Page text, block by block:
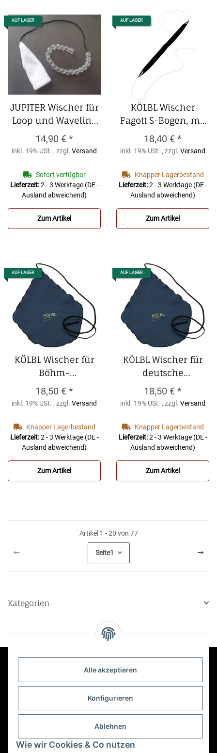
Alle akzeptieren
Konfigurieren
Ablehnen
Wie wir Cookies & Co nutzen
AUF LAGER
JUPITER Wischer für
Loop und Waveline
Flöte oder
gebogenes Kopfstück
Wischer für Loop
und Waveline Flöte
oder gebogenes
Kopfstück Querflöte
14,90 € *
inkl. 19% USt. , zzgl. Versand
Sofort verfügbar
Lieferzeit:2 - 3 Werktage (DE -
Ausland abweichend)
Zum Artikel
AUF LAGER
KÖLBL Wischer
Fagott S-Bogen, mit
Rückholschnur
KÖLBL Wischer
Rückholschnur
18,40 € *
inkl. 19% USt. , zzgl. Versand
Knapper Lagerbestand
Lieferzeit:2 - 3 Werktage (DE -
Ausland abweichend)
Zum Artikel
AUF LAGER
KÖLBL Wischer für
Böhm-
Bassklarinette,De
Luxe,dunkelblau,
KÖLBL Wischer für
Böhm-
Bassklarinette,De
Luxe,dunkelblau,
18,50 € *
inkl. 19% USt. , zzgl. Versand
Knapper Lagerbestand
Lieferzeit:2 - 3 Werktage (DE -
Ausland abweichend)
Zum Artikel
AUF LAGER
KÖLBL Wischer für
deutsche
Bassklarinette, De
Luxe,dunkelblau,
KÖLBL Wischer für
deutsche
Bassklarinette, De
Luxe,dunkelblau,
18,50 € *
inkl. 19% USt. , zzgl. Versand
Knapper Lagerbestand
Lieferzeit:2 - 3 Werktage (DE -
Ausland abweichend)
Zum Artikel
Artikel 1 - 20 von 77
Seite1
Kategorien
Informationen
Mehr über